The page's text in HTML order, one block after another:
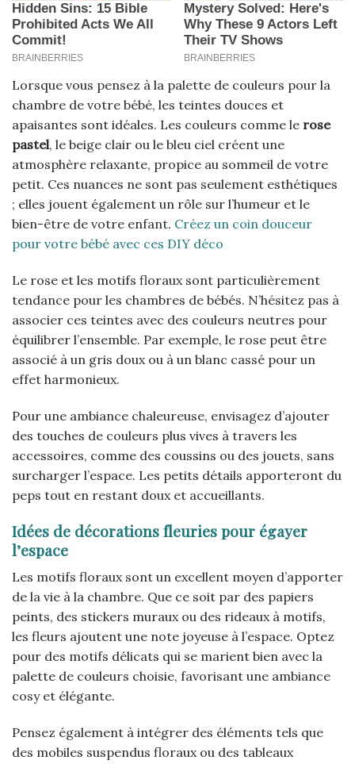
Lorsque vous pensez à la palette de couleurs pour la
chambre de votre bébé, les teintes douces et
apaisantes sont idéales. Les couleurs comme le rose
pastel, le beige clair ou le bleu ciel créent une
atmosphère relaxante, propice au sommeil de votre
petit. Ces nuances ne sont pas seulement esthétiques
; elles jouent également un rôle sur l’humeur et le
bien-être de votre enfant. Créez un coin douceur
pour votre bébé avec ces DIY déco
Le rose et les motifs floraux sont particulièrement
tendance pour les chambres de bébés. N’hésitez pas à
associer ces teintes avec des couleurs neutres pour
équilibrer l’ensemble. Par exemple, le rose peut être
associé à un gris doux ou à un blanc cassé pour un
effet harmonieux.
Pour une ambiance chaleureuse, envisagez d’ajouter
des touches de couleurs plus vives à travers les
accessoires, comme des coussins ou des jouets, sans
surcharger l’espace. Les petits détails apporteront du
peps tout en restant doux et accueillants.
Idées de décorations fleuries pour égayer
l’espace
Les motifs floraux sont un excellent moyen d’apporter
de la vie à la chambre. Que ce soit par des papiers
peints, des stickers muraux ou des rideaux à motifs,
les fleurs ajoutent une note joyeuse à l’espace. Optez
pour des motifs délicats qui se marient bien avec la
palette de couleurs choisie, favorisant une ambiance
cosy et élégante.
Pensez également à intégrer des éléments tels que
des mobiles suspendus floraux ou des tableaux